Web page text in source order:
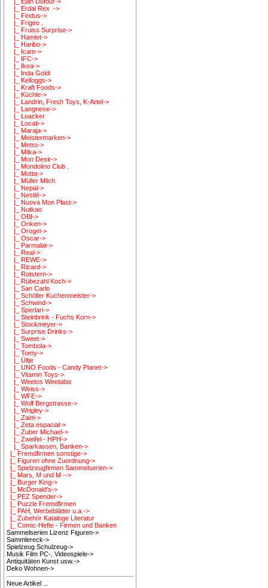
|_ Erdal Rex .->
|_ Findus->
|_ Frigeo .
|_ Fruiss Surprise->
|_ Hamlet->
|_ Haribo->
|_ Icam->
|_ IFC->
|_ Ikea->
|_ Inda Goldi
|_ Kelloggs->
|_ Kraft Foods->
|_ Küchle->
|_ Landrin, Fresh Toys, K-Artel->
|_ Langnese->
|_ Loacker
|_ Locati->
|_ Maraja->
|_ Meistermarken->
|_ Metro->
|_ Milka->
|_ Mon Desir->
|_ Mondolino Club .
|_ Motta->
|_ Müller Milch
|_ Nepal->
|_ Nestlé->
|_ Nuova Mon Plast->
|_ Nutkao
|_ OBI->
|_ Onken->
|_ Orogel->
|_ Oscar->
|_ Parmalat->
|_ Real->
|_ REWE->
|_ Ricard->
|_ Rotstern->
|_ Rübezahl Koch->
|_ San Carlo
|_ Schöller Kuchenmeister->
|_ Schwind->
|_ Sperlari->
|_ Steinbrink - Fuchs Korn->
|_ Stockmeyer->
|_ Surprise Drinks->
|_ Sweet->
|_ Tombola->
|_ Tomy->
|_ Ültje
|_ UNO Foods - Candy Planet->
|_ Vitamin Toys->
|_ Weetos Weetabix
|_ Weiss->
|_ WFE->
|_ Wolf Bergstrasse->
|_ Wrigley->
|_ Zaini->
|_ Zeta espacial->
|_ Zuber Michael->
|_ Zweifel - HPH->
|_ Sparkassen, Banken->
|_ Fremdfirmen sonstige->
|_ Figuren ohne Zuordnung->
|_ Spielzeugfirmen Sammelserien->
|_ Mars, M und M -->
|_ Burger King->
|_ McDonald's->
|_ PEZ Spender->
|_ Puzzle Fremdfirmen
|_ PAH, Werbeblätter u.a.->
|_ Zubehör Kataloge Literatur
|_ Comic-Hefte - Firmen und Banken
Sammelserien Lizenz Figuren->
Sammlereck->
Spielzeug Schulzeug->
Musik Film PC-, Videospiele->
Antiquitäten Kunst usw.->
Deko Wohnen->
Neue Artikel ...